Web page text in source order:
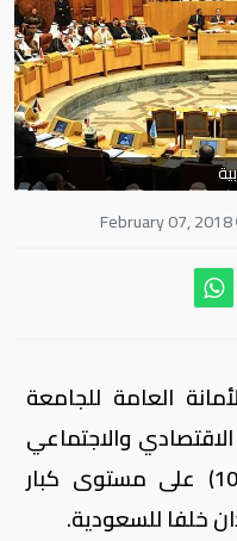
February 07, 2018
العامة للجامعة
والاجتماعي
العربي في دورته العادية (101) على مستوى كبار
خلفا للسعودية.